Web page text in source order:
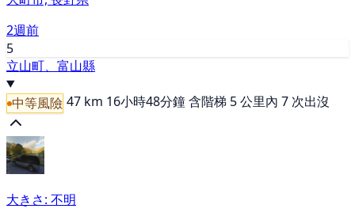
2週前
5
立山町、富山縣
中等風險 47 km 16小時48分鐘含階梯 5 公里內 7 次出沒
大きさ: 不明